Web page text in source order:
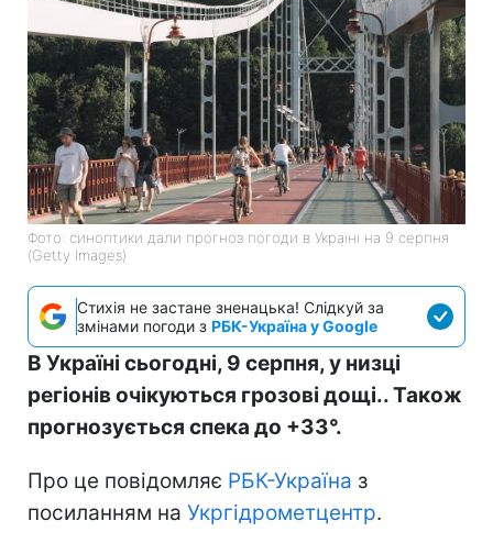
Фото: синоптики дали прогноз погоди в Україні на 9 серпня
(Getty Images)
Стихія не застане зненацька! Слідкуй за
змінами погоди з РБК-Україна у Google
В Україні сьогодні, 9 серпня, у низці
регіонів очікуються грозові дощі.. Також
прогнозується спека до +33°.
Про це повідомляє РБК-Україна з
посиланням на Укргідрометцентр.